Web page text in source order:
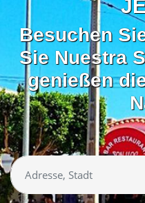
Besuchen
Sie Nuestra
genießen